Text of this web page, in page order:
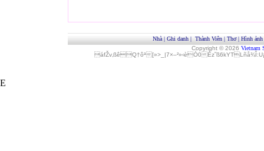
Nhà | Ghi danh | Thành Viên | Thơ| Hình ảnh
Copyright © 2026 Vietnam
áfŽv‚ßêQ†ôª[»>_|7×–²»‹èÓ0
E